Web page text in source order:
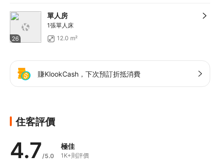
26
單人房
1張單人床
12.0 m²
賺KlookCash，下次預訂折抵消費
住客評價
4.7/5.0
極佳
1K+則評價